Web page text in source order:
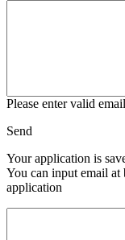
Please enter valid
Send
Your application is
You can input email
application